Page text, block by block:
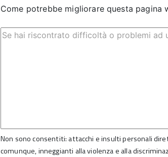
Come potrebbe migliorare questa pagina
Non sono consentiti: attacchi e insulti personali
comunque, inneggianti alla violenza e alla